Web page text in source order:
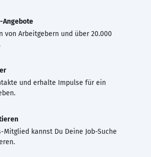
Angebote
von Arbeitgebern und über 20.000
und erhalte Impulse für ein
Mitglied kannst Du Deine Job-Suche